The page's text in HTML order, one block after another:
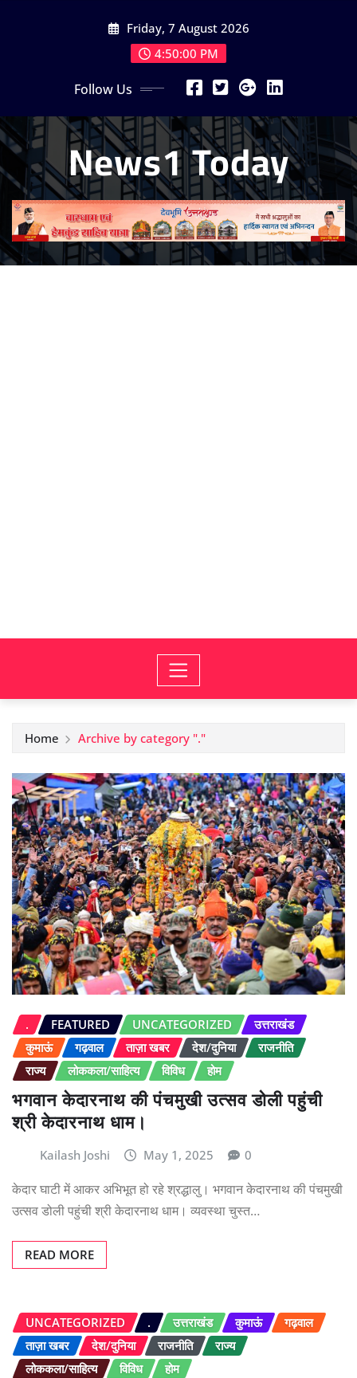
Friday, 7 August 2026
4:50:01 PM
Follow Us
News1 Today
Home Archive by category "."
. FEATURED UNCATEGORIZED
उत्तराखंड
कुमाऊं
गढ़वाल ताज़ा खबर देश/दुनिया
राजनीति
राज्य
लोककला/साहित्य विविध होम
भगवान केदारनाथ की पंचमुखी उत्सव डोली पहुंची
श्री केदारनाथ धाम।
Kailash Joshi May 1, 2025 0
केदार घाटी में आकर अभिभूत हो रहे श्रद्धालु। भगवान केदारनाथ की पंचमुखी
उत्सव डोली पहुंची श्री केदारनाथ धाम। व्यवस्था चुस्त…
READ MORE
UNCATEGORIZED . उत्तराखंड कुमाऊं
गढ़वाल
ताज़ा खबर
देश/दुनिया राजनीति
राज्य
लोककला/साहित्य
विविध होम